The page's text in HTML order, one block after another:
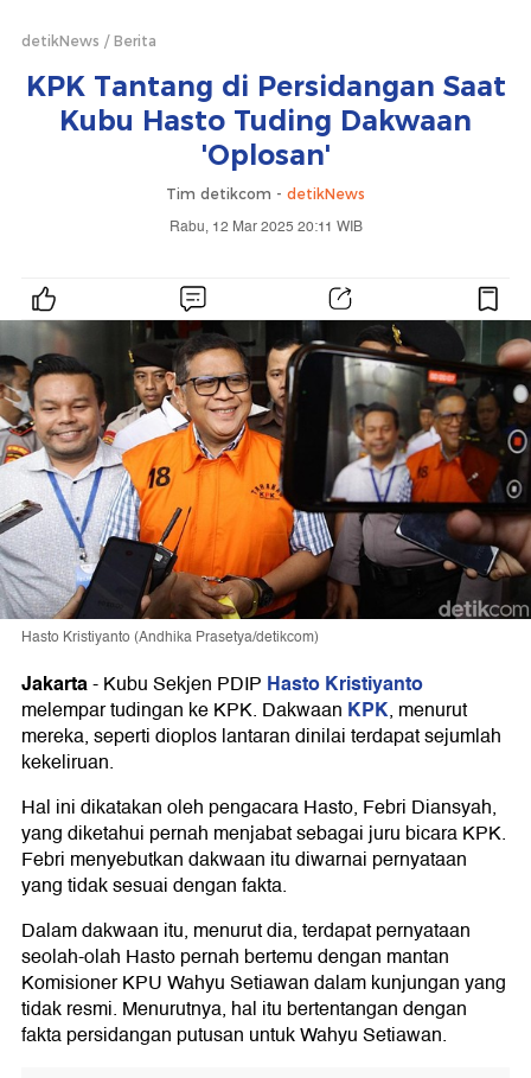
detikNews Berita
KPK Tantang di Persidangan Saat
Kubu Hasto Tuding Dakwaan
'Oplosan'
Tim detikcom - detikNews
Rabu, 12 Mar 2025 20:11 WIB
Hasto Kristiyanto (Andhika Prasetya/detikcom)
Jakarta-Kubu Sekjen PDIP Hasto Kristiyanto
melempar tudingan ke KPK. Dakwaan KPK, menurut
mereka, seperti dioplos lantaran dinilai terdapat sejumlah
kekeliruan.
Hal ini dikatakan oleh pengacara Hasto, Febri Diansyah,
yang diketahui pernah menjabat sebagai juru bicara KPK.
Febri menyebutkan dakwaan itu diwarnai pernyataan
yang tidak sesuai dengan fakta.
Dalam dakwaan itu, menurut dia, terdapat pernyataan
seolah-olah Hasto pernah bertemu dengan mantan
Komisioner KPU Wahyu Setiawan dalam kunjungan yang
tidak resmi. Menurutnya, hal itu bertentangan dengan
fakta persidangan putusan untuk Wahyu Setiawan.